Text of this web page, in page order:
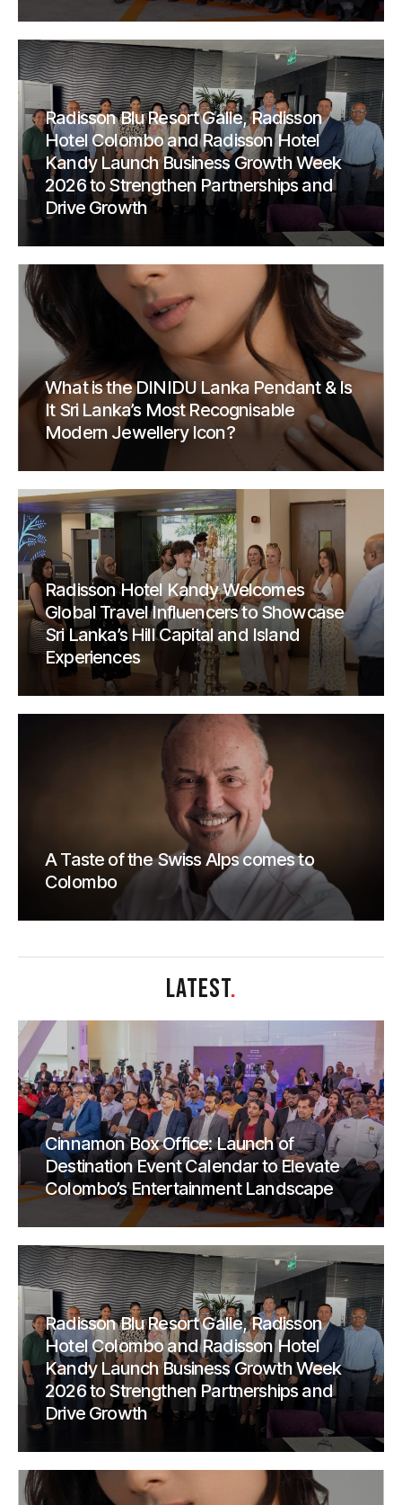
Radisson Blu Resort Galle, Radisson
Hotel Colombo and Radisson Hotel
Kandy Launch Business Growth Week
2026 to Strengthen Partnerships and
Drive Growth
What is the DINIDU Lanka Pendant & Is
It Sri Lanka’s Most Recognisable
Modern Jewellery Icon?
Radisson Hotel Kandy Welcomes
Global Travel Influencers to Showcase
Sri Lanka’s Hill Capital and Island
Experiences
A Taste of the Swiss Alps comes to
Colombo
LATEST.
Cinnamon Box Office: Launch of
Destination Event Calendar to Elevate
Colombo’s Entertainment Landscape
Radisson Blu Resort Galle, Radisson
Hotel Colombo and Radisson Hotel
Kandy Launch Business Growth Week
2026 to Strengthen Partnerships and
Drive Growth